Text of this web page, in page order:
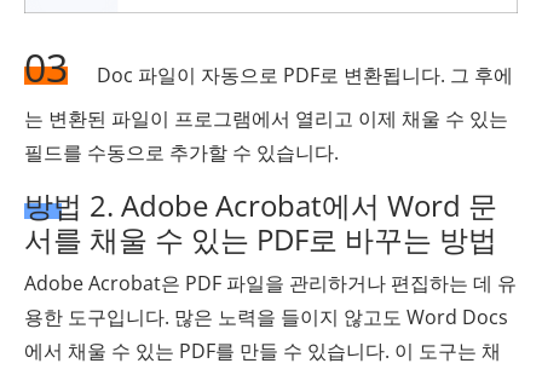
03
Doc 파일이 자동으로 PDF로 변환됩니다. 그 후에
는 변환된 파일이 프로그램에서 열리고 이제 채울 수 있는
필드를 수동으로 추가할 수 있습니다.
방법 2. Adobe Acrobat에서 Word 문
서를 채울 수 있는 PDF로 바꾸는 방법
Adobe Acrobat은 PDF 파일을 관리하거나 편집하는 데 유
용한 도구입니다. 많은 노력을 들이지 않고도 Word Docs
에서 채울 수 있는 PDF를 만들 수 있습니다. 이 도구는 채